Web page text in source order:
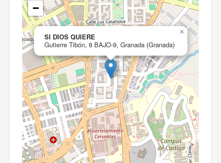
SI DIOS QUIERE
Gutierre Tibón, 8 BAJO-9, Granada (Granada)
×
−